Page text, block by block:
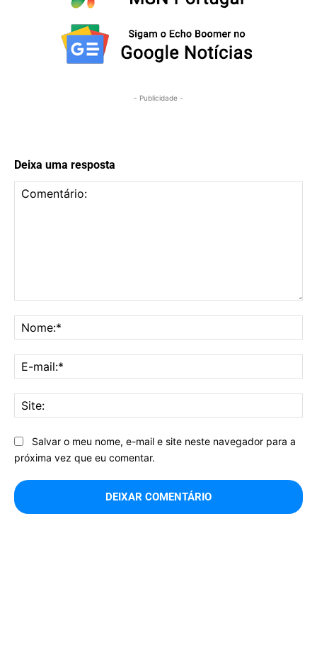
- Publicidade -
Deixa uma resposta
Salvar o meu nome, e-mail e site neste navegador para a
próxima vez que eu comentar.